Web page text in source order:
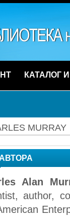
КАТАЛОГ
MURRAY
Alan
author,